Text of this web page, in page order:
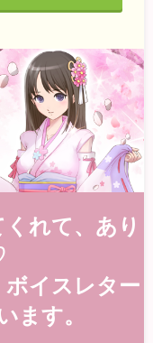
れて、あり
イスレター
ます。